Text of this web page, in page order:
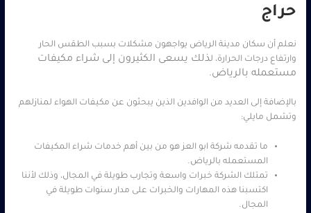
حراج
نعلم أن سكان مدينة الرياض يواجهون مشكلات بسبب الطقس الحار
وارتفاع درجات الحرارة، لذلك يسعى الكثيرون إلى شراء مكيفات
مستعمله بالرياض.
بالإضافة إلى العديد من الوافدين الذين يبحثون عن مكيفات الهواء لمنازلهم
وتشمل مايلي:
ما تقدمه شركة ابو العز هو من بين أهم خدمات شراء المكيفات
المستعمله بالرياض.
تمتلك الشركة خبرات واسعة وتجارب طويلة في المجال، وذلك لأننا
اكتسبنا هذه المهارات والخبرات على مدار سنوات طويلة في
المجال.